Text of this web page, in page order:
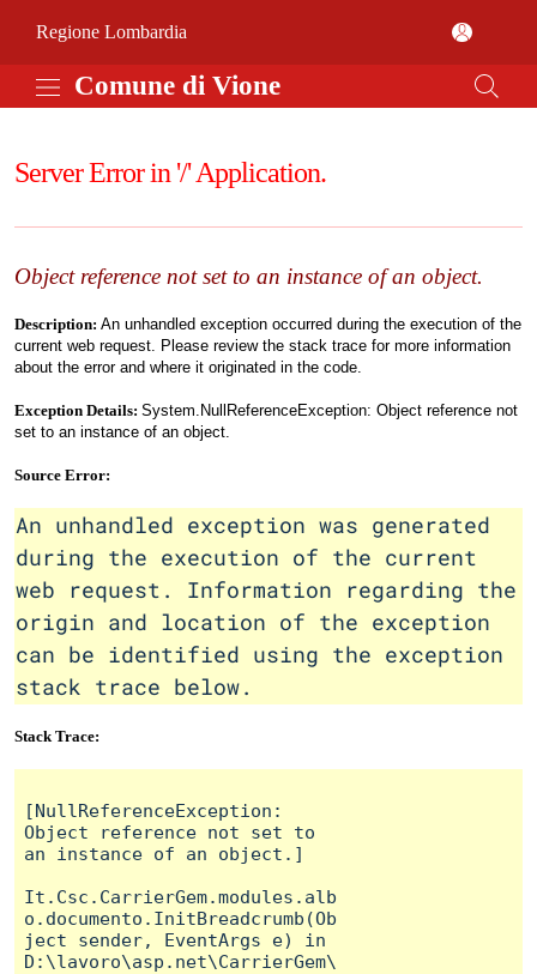
Comune di Vione
Regione Lombardia
Comune di Vione
Server Error in '/' Application.
Object reference not set to an instance of an object.
Description: An unhandled exception occurred during the execution of the
current web request. Please review the stack trace for more information
about the error and where it originated in the code.
Exception Details: System.NullReferenceException: Object reference not
set to an instance of an object.
Source Error:
An unhandled exception was generated
during the execution of the current
web request. Information regarding the
origin and location of the exception
can be identified using the exception
stack trace below.
Stack Trace:
[NullReferenceException:
Object reference not set to
an instance of an object.]
It.Csc.CarrierGem.modules.alb
o.documento.InitBreadcrumb(Ob
ject sender, EventArgs e) in
D:\lavoro\asp.net\CarrierGem\